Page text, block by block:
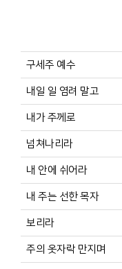
구세주 예수
내일 일 염려 말고
내가 주께로
넘쳐나리라
내 안에 쉬어라
내 주는 선한 목자
보리라
주의 옷자락 만지며